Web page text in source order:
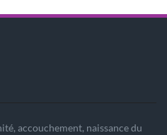
accouchement, naissance du